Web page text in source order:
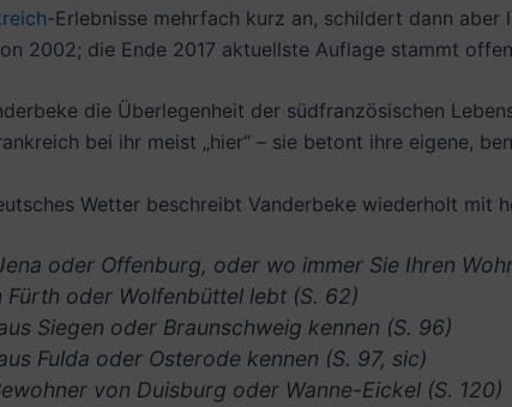
-Erlebnisse mehrfach kurz an, schildert dann aber
2002; die Ende 2017 aktuellste Auflage stammt
die Überlegenheit der südfranzösischen
bei ihr meist „hier“ – sie betont ihre eigene,
Wetter beschreibt Vanderbeke wiederholt mit
oder Offenburg, oder wo immer Sie Ihren
Fürth oder Wolfenbüttel lebt (S. 62)
Siegen oder Braunschweig kennen (S. 96)
Fulda oder Osterode kennen (S. 97, sic)
von Duisburg oder Wanne-Eickel (S. 120)